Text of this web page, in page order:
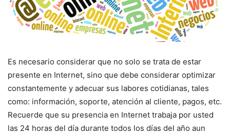
Es necesario considerar que no solo se trata de estar
presente en Internet, sino que debe considerar optimizar
constantemente y adecuar sus labores cotidianas, tales
como: información, soporte, atención al cliente, pagos, etc.
Recuerde que su presencia en Internet trabaja por usted
las 24 horas del día durante todos los días del año aun